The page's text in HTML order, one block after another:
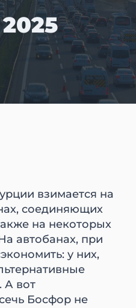
взимается на
соединяющих
на некоторых
автобанах, при
у них,
А вот
Босфор не